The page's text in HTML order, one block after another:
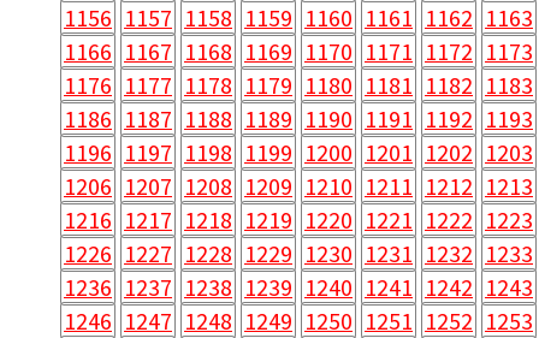
1156 1157 1158 1159 1160 1161 1162 1163
1166 1167 1168 1169 1170 1171 1172 1173
1176 1177 1178 1179 1180 1181 1182 1183
1186 1187 1188 1189 1190 1191 1192 1193
1196 1197 1198 1199 1200 1201 1202 1203
1206 1207 1208 1209 1210 1211 1212 1213
1216 1217 1218 1219 1220 1221 1222 1223
1226 1227 1228 1229 1230 1231 1232 1233
1236 1237 1238 1239 1240 1241 1242 1243
1246 1247 1248 1249 1250 1251 1252 1253